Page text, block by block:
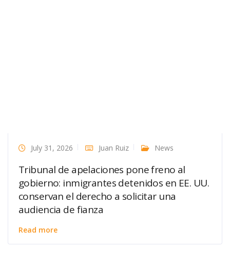
July 31, 2026 Juan Ruiz News
Tribunal de apelaciones pone freno al
gobierno: inmigrantes detenidos en EE. UU.
conservan el derecho a solicitar una
audiencia de fianza
Read more